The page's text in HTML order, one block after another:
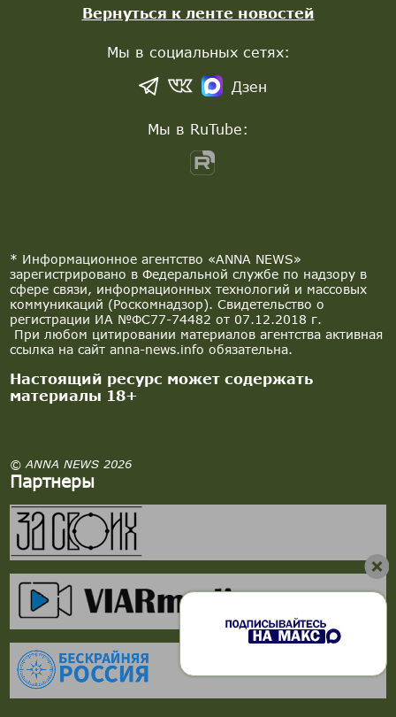
* Информационное агентство «ANNA NEWS»
зарегистрировано в Федеральной службе по надзору в
сфере связи, информационных технологий и массовых
коммуникаций (Роскомнадзор). Свидетельство о
регистрации ИА №ФС77-74482 от 07.12.2018 г.
При любом цитировании материалов агентства активная
ссылка на сайт anna-news.info обязательна.
Настоящий ресурс может содержать
материалы 18+
© ANNA NEWS 2026
Партнеры
Вернуться к ленте новостей
Мы в социальных сетях:
Дзен
Мы в RuTube: